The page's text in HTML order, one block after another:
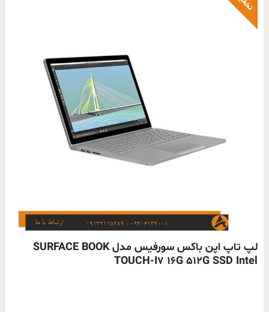
ناموجود
لپ تاپ اپن باکس سورفیس مدل SURFACE BOOK
TOUCH-I7 16G 512G SSD Intel